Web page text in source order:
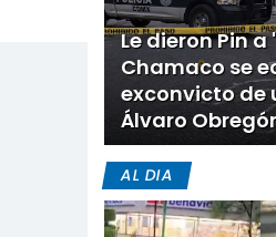
Le dieron Pin a
Chamaco se
exconvicto de
Álvaro
AL DIA